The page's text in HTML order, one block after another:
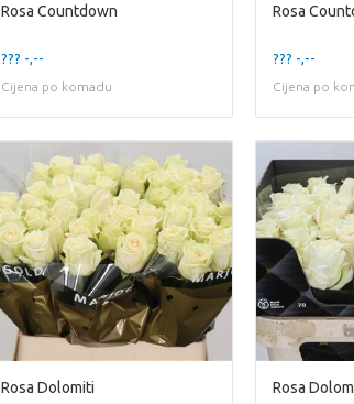
Rosa Countdown
??? -,--
Cijena po komadu
Rosa
??? -,--
Cijena po
Rosa Dolomiti Rosa